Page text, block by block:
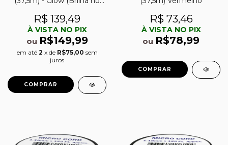
R$ 139,49
À VISTA NO PIX
ou R$149,99
em até 2 x de R$75,00 sem
juros
R$ 73,46
À VISTA NO PIX
ou R$78,99